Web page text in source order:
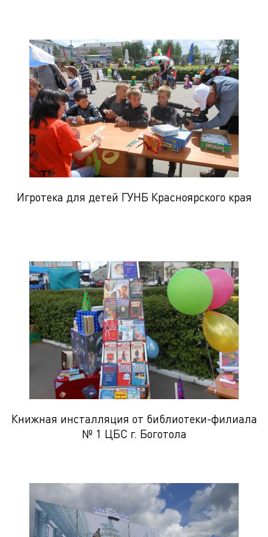
Игротека для детей ГУНБ Красноярского края
Книжная инсталляция от библиотеки-филиала
№ 1 ЦБС г. Боготола